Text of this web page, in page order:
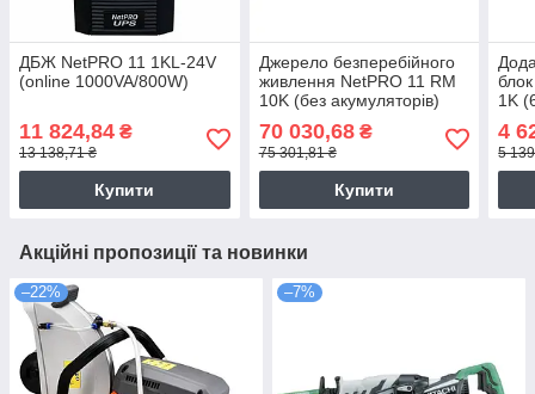
ДБЖ NetPRO 11 1KL-24V
(online 1000VA/800W)
11 824,84 ₴
13 138,71 ₴
Купити
Джерело безперебійного
живлення NetPRO 11 RM
10K (без акумуляторів)
70 030,68₴
75 301,81 ₴
Купити
1K
4
5
Акційні пропозиції та новинки
–22% –7%